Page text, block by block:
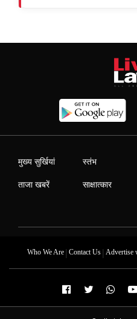
मुख्य सुर्खियां
ताजा खबरें
स्तंभ
साक्षात्कार
Who We Are| Contact Us| Advertise